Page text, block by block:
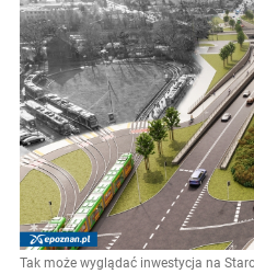
Tak może wyglądać inwestycja na